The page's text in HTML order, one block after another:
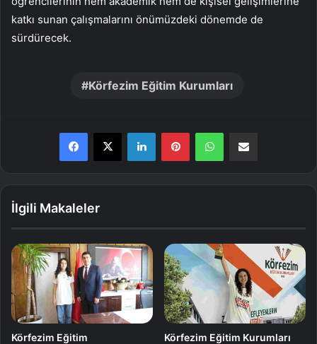
katkı sunan çalışmalarını önümüzdeki dönemde de
sürdürecek.
Körfezim Eğitim Kurumları
İlgili Makaleler
Körfezim Eğitim
Körfezim Eğitim Kurumları